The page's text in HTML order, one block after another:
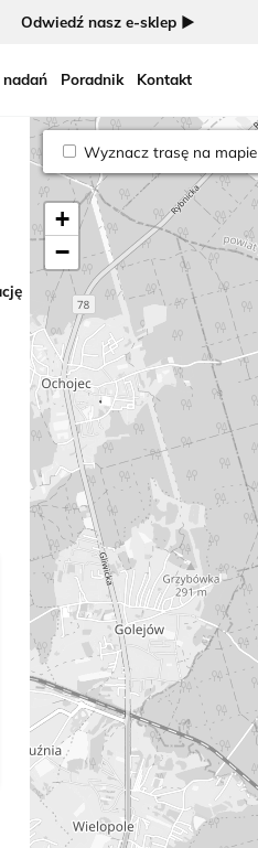
Odwiedź nasz e-sklep ►
nadań Poradnik Kontakt
Wyznacz trasę na mapie
+
−